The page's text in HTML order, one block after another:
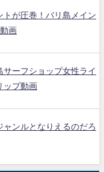
トが圧巻！バリ島メイン
画
サーフショップ女性ライ
ップ動画
ンルとなりえるのだろ